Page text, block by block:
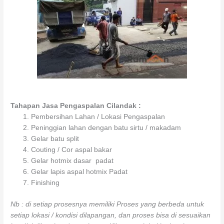
Tahapan Jasa Pengaspalan Cilandak :
Pembersihan Lahan / Lokasi Pengaspalan
Peninggian lahan dengan batu sirtu / makadam
Gelar batu split
Couting / Cor aspal bakar
Gelar hotmix dasar padat
Gelar lapis aspal hotmix Padat
Finishing
Nb : di setiap prosesnya memiliki Proses yang berbeda untuk
setiap lokasi / kondisi dilapangan, dan proses bisa di sesuaikan